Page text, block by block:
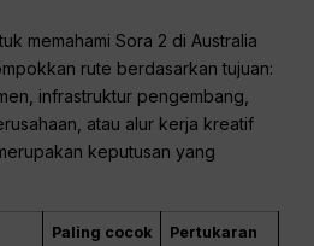
memahami Sora 2 di Australia
rute berdasarkan tujuan:
infrastruktur pengembang,
atau alur kerja kreatif
keputusan yang
Paling cocok Pertukaran